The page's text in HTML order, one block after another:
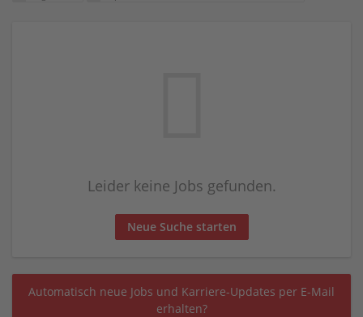
Leider keine Jobs gefunden.
Neue Suche starten
Automatisch neue Jobs und Karriere-Updates per E-Mail
erhalten?